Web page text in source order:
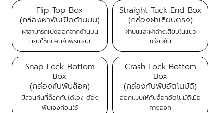
Flip Top Box
(กล่องฝาพับเปิดด้านบน)
ฝาสามารถเปิดออกจากด้านบน
นิยมใช้กับสินค้าพรีเมียม
Straight Tuck End Box
(กล่องฝาเสียบตรง)
ฝาบนและฝาล่างเสียบในแนว
เดียวกัน
Snap Lock Bottom
Box
(กล่องก้นพับล็อค)
มีส่วนก้นที่ล็อคกันได้เอง ต้อง
พับเองก่อนใช้
Crash Lock Bottom
Box
(กล่องก้นพับอัตโนมัติ)
ออกแบบให้ก้นล็อคอัตโนมัติเมื่อ
กางออก